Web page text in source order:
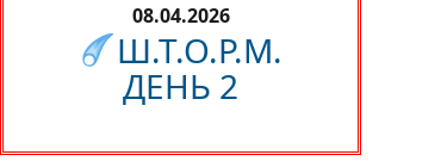
08.04.2026
Ш.Т.О.Р.М.
ДЕНЬ 2